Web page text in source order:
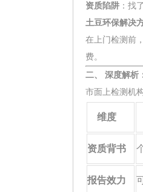
资质陷阱 ：找
土豆环保解决
在上门检测前
费。
二、 深度解析
市面上检测机
维度
资质背书
报告效力